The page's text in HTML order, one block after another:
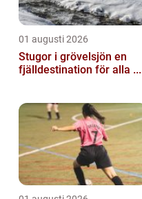
01 augusti 2026
Stugor i grövelsjön en
fjälldestination för alla ...